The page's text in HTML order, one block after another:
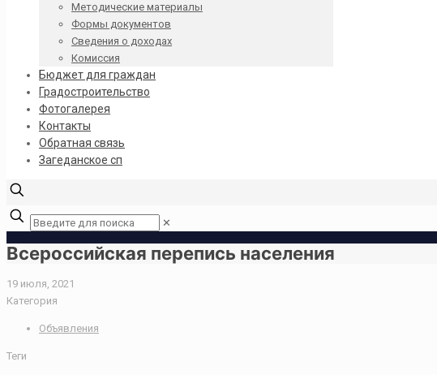
Методические материалы
Формы документов
Сведения о доходах
Комиссия
Бюджет для граждан
Градостроительство
Фотогалерея
Контакты
Обратная связь
Загеданское сп
✕
Всероссийская перепись населения
19 июля, 2021
Категория
Объявления
Теги